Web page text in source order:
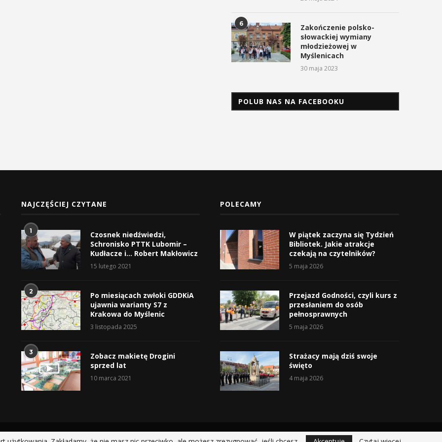
6
Zakończenie polsko-
słowackiej wymiany
młodzieżowej w
Myślenicach
30 maja 2023
POLUB NAS NA FACEBOOKU
NAJCZĘŚCIEJ CZYTANE
1
Czosnek niedźwiedzi,
Schronisko PTTK Lubomir –
Kudłacze i… Robert Makłowicz
15 lutego 2021
2
Po miesiącach zwłoki GDDKiA
ujawnia warianty S7 z
Krakowa do Myślenic
3 listopada 2025
3
Zobacz makietę Drogini
sprzed lat
10 marca 2021
POLECAMY
W piątek zaczyna się Tydzień
Bibliotek. Jakie atrakcje
czekają na czytelników?
5 maja 2026
Przejazd Godności, czyli kurs z
przesłaniem do osób
pełnosprawnych
5 maja 2026
Strażacy mają dziś swoje
święto
4 maja 2026
@2019 - All Right Reserved.